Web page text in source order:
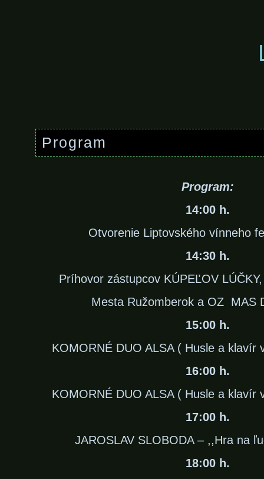
Program
Program:
14:00 h.
Otvorenie Liptovského vínneho
14:30 h.
Príhovor zástupcov KÚPEĽOV
Mesta Ružomberok a OZ MAS
15:00 h.
KOMORNÉ DUO ALSA ( Husle a klavír
16:00 h.
KOMORNÉ DUO ALSA ( Husle a klavír
17:00 h.
JAROSLAV SLOBODA – ,,Hra na
18:00 h.